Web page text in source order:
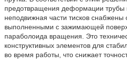
предотвращения деформации трубы
неподвижная части тисков
выполненными с зажимающей
параболоида вращения. Это
конструктивных элементов для
во время работы, что снижает